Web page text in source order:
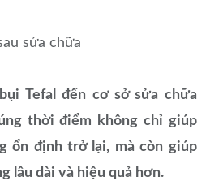
sửa chữa
Tefal đến cơ sở sửa chữa
thời điểm không chỉ giúp
ổn định trở lại, mà còn giúp
lâu dài và hiệu quả hơn.